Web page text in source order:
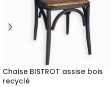
Chaise BISTROT assise bois
recyclé